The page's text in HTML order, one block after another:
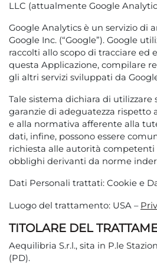
LLC (attualmente Google
Google Analytics è un servizio di
Google Inc. (“Google”). Google
raccolti allo scopo di tracciare ed
questa Applicazione, compilare
gli altri servizi sviluppati da
Tale sistema dichiara di utilizzare
garanzie di adeguatezza rispetto
e alla normativa afferente alla
dati, infine, possono essere
richiesta alle autorità
obblighi derivanti da norme
Dati Personali trattati: Cookie e
Luogo del trattamento: USA –
TITOLARE DEL
Aequilibria S.r.l., sita in P.le
(PD).